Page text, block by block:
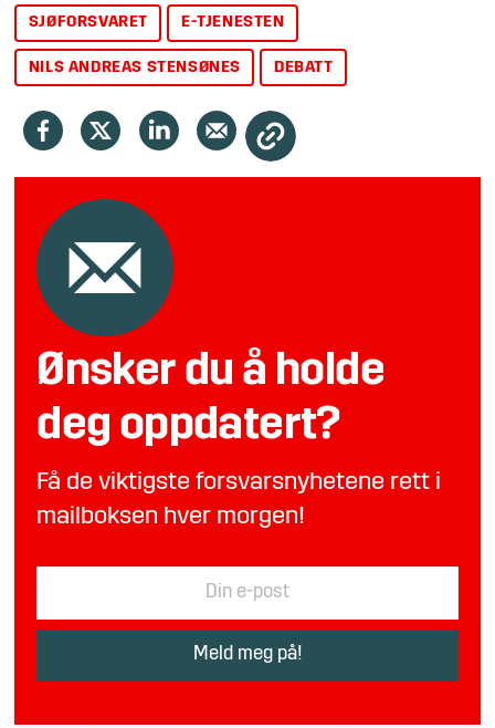
SJØFORSVARET E-TJENESTEN
NILS ANDREAS STENSØNES DEBATT
Ønsker du å holde
deg oppdatert?
Få de viktigste forsvarsnyhetene rett i
mailboksen hver morgen!